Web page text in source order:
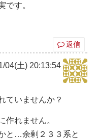
です。
返信
04(土) 20:13:54
ていませんか？
作れません。
と…余剰２３３系と